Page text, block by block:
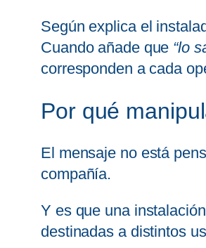
Según explica el
Cuando añade que “lo
corresponden a cada
Por qué
El mensaje no está
compañía.
Y es que una
destinadas a distintos